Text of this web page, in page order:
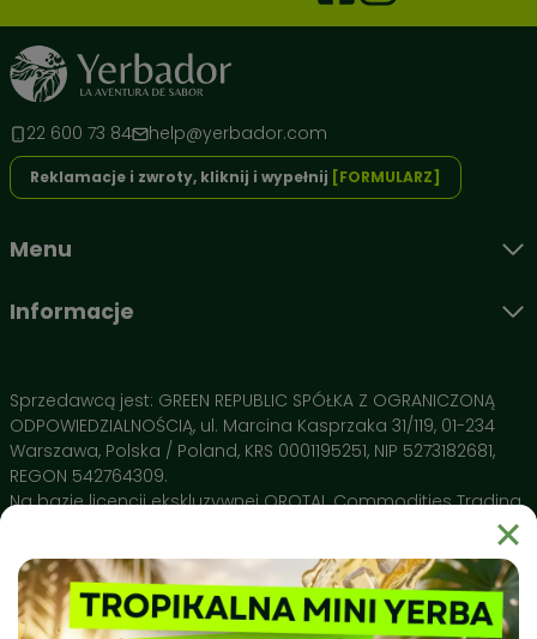
Poznaj architekturę smaku i działania Yerbador 🌿
został wyselekcjonowany tak, aby dostarczyć Ci maksimum
Składniki aktywne:
składnik. Suszona wyłącznie gorącym powietrzem, co
gwarantuje brak dymnego posmaku i stabilne
pobudzenie bez obciążania żołądka.
Brak pyłu i łodyg 💎
czysty napar, który nie zatyka bombilli i oddaje 100%
antyoksydantów potwierdzone przez Narodowy Instytut
Leków wspiera ochronę Twojego DNA i pomaga w
regeneracji organizmu.
22 600 73 84 help@yerbador.com
Reklamacje i zwroty, kliknij i wypełnij [FORMULARZ]
Menu
Informacje
Sprzedawcą jest: GREEN REPUBLIC SPÓŁKA Z OGRANICZONĄ
ODPOWIEDZIALNOŚCIĄ, ul. Marcina Kasprzaka 31/119, 01-234
Warszawa, Polska / Poland, KRS 0001195251, NIP 5273182681,
REGON 542764309.
Na bazie licencji ekskluzywnej OROTAL Commodities Trading
Dlaczego warto wybrać Yerbador?